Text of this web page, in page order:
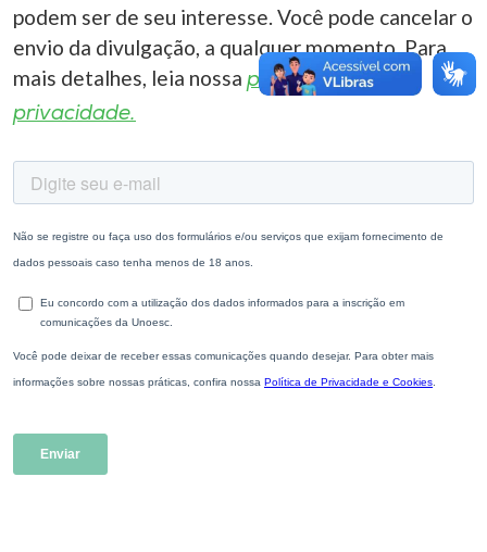
podem ser de seu interesse. Você pode cancelar o
envio da divulgação, a qualquer momento. Para
mais detalhes, leia nossa política de
privacidade.